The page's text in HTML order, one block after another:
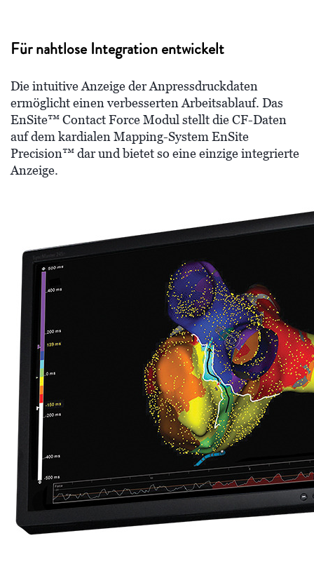
Für nahtlose Integration entwickelt
Die intuitive Anzeige der Anpressdruckdaten
ermöglicht einen verbesserten Arbeitsablauf. Das
EnSite™ Contact Force Modul stellt die CF-Daten
auf dem kardialen Mapping-System EnSite
Precision™ dar und bietet so eine einzige integrierte
Anzeige.